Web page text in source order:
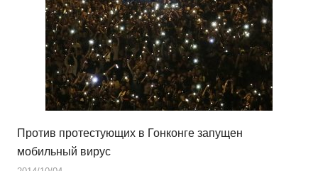
Против протестующих в Гонконге запущен
мобильный вирус